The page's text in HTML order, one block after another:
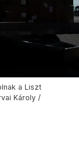
a Liszt
Károly /